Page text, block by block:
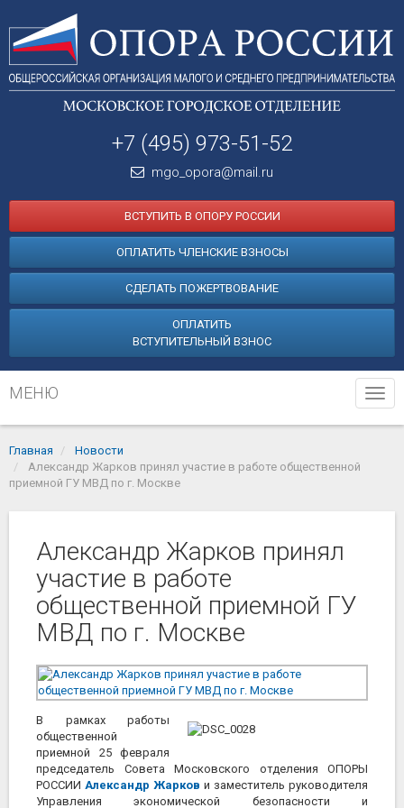
+7 (495) 973-51-52
mgo_opora@mail.ru
ВСТУПИТЬ В ОПОРУ РОССИИ
ОПЛАТИТЬ ЧЛЕНСКИЕ ВЗНОСЫ
СДЕЛАТЬ ПОЖЕРТВОВАНИЕ
ОПЛАТИТЬ
ВСТУПИТЕЛЬНЫЙ ВЗНОС
МЕНЮ
Главная
Новости
Александр Жарков принял участие в работе общественной
приемной ГУ МВД по г. Москве
Александр Жарков принял
участие в работе
общественной приемной ГУ
МВД по г. Москве
В рамках работы
общественной
приемной 25 февраля
председатель Совета Московского отделения ОПОРЫ
РОССИИ Александр Жарков и заместитель руководителя
Управления экономической безопасности и